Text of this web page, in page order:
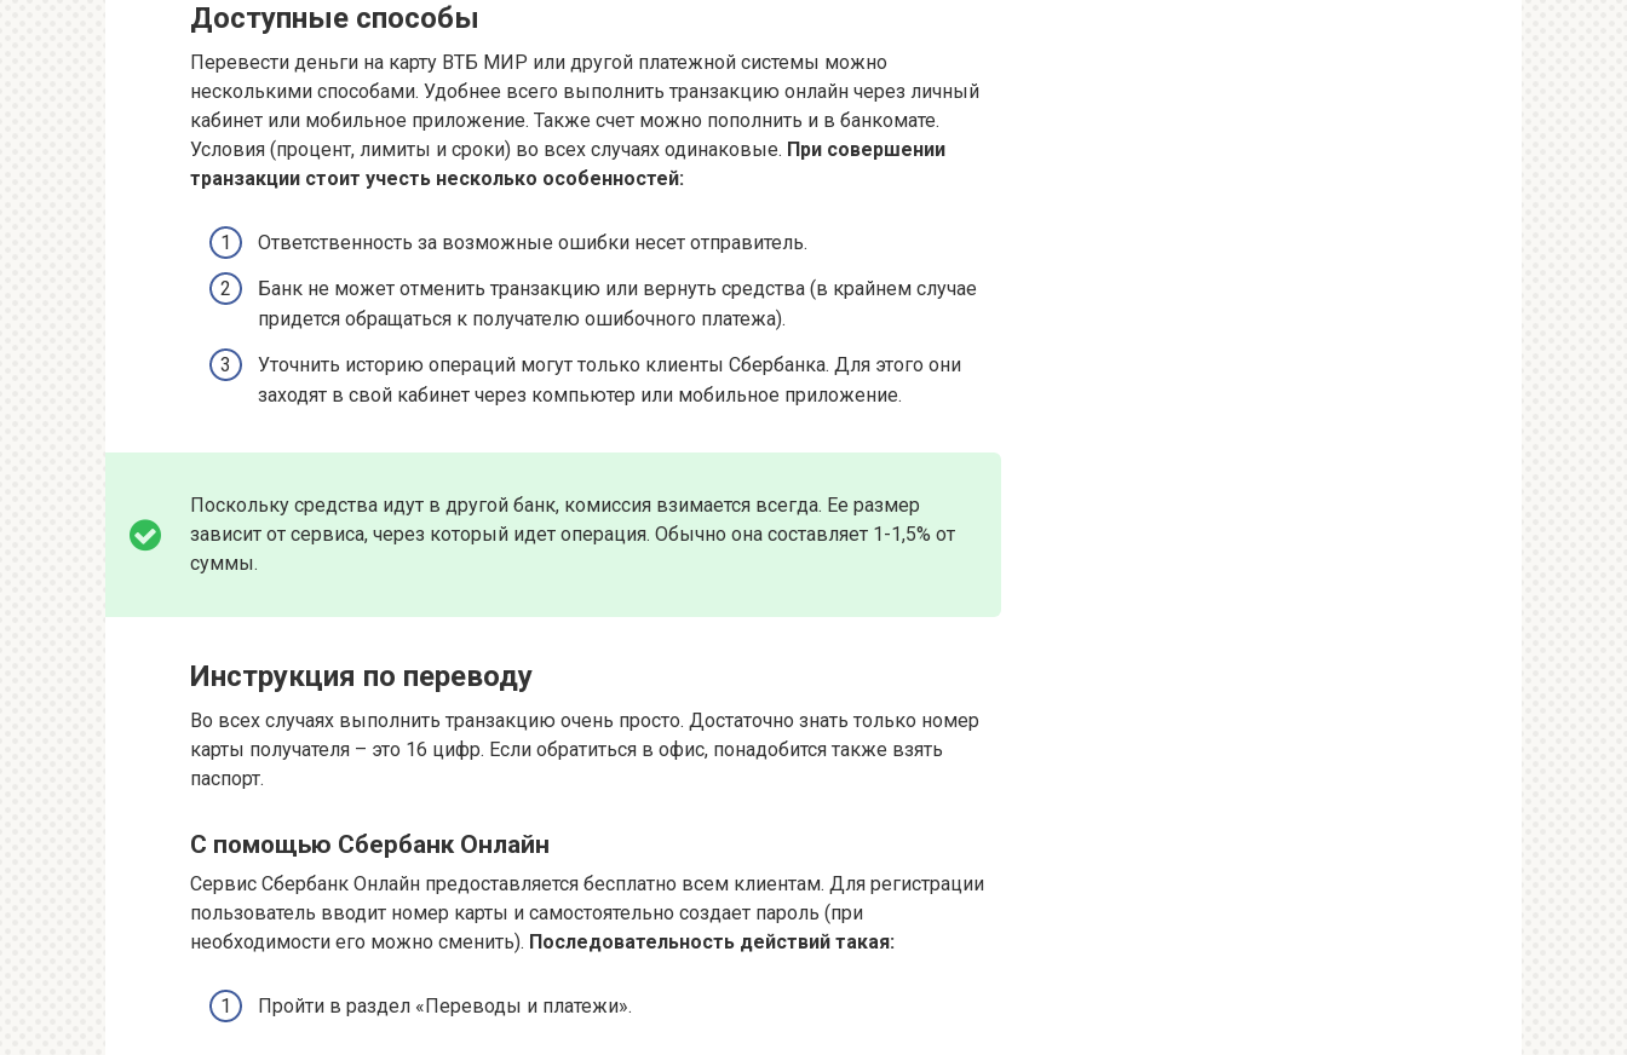
Доступные способы
Перевести деньги на карту ВТБ МИР или другой платежной системы можно
несколькими способами. Удобнее всего выполнить транзакцию онлайн через личный
кабинет или мобильное приложение. Также счет можно пополнить и в банкомате.
Условия (процент, лимиты и сроки) во всех случаях одинаковые. При совершении
транзакции стоит учесть несколько особенностей:
Ответственность за возможные ошибки несет отправитель.
Банк не может отменить транзакцию или вернуть средства (в крайнем случае
придется обращаться к получателю ошибочного платежа).
Уточнить историю операций могут только клиенты Сбербанка. Для этого они
заходят в свой кабинет через компьютер или мобильное приложение.
Поскольку средства идут в другой банк, комиссия взимается всегда. Ее размер
зависит от сервиса, через который идет операция. Обычно она составляет 1-1,5% от
суммы.
Инструкция по переводу
Во всех случаях выполнить транзакцию очень просто. Достаточно знать только номер
карты получателя – это 16 цифр. Если обратиться в офис, понадобится также взять
паспорт.
С помощью Сбербанк Онлайн
Сервис Сбербанк Онлайн предоставляется бесплатно всем клиентам. Для регистрации
пользователь вводит номер карты и самостоятельно создает пароль (при
необходимости его можно сменить). Последовательность действий такая:
Пройти в раздел «Переводы и платежи».